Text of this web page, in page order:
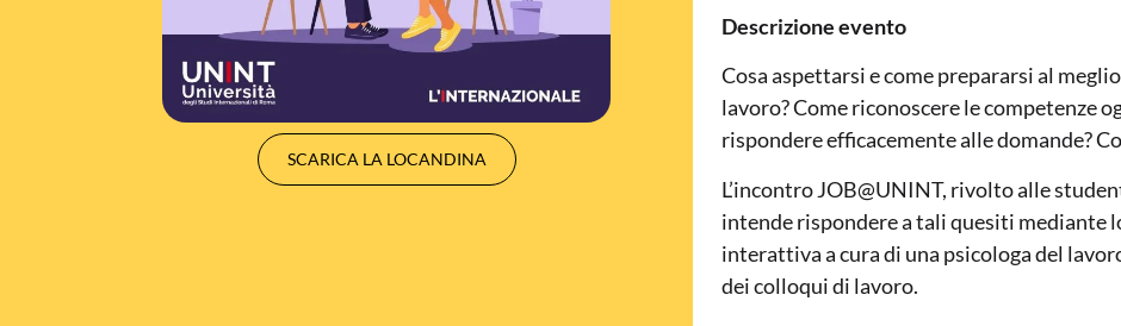
SCARICA LA LOCANDINA
Descrizione evento
Cosa aspettarsi e come prepararsi al
lavoro? Come riconoscere le competenze
rispondere efficacemente alle domande?
L’incontro JOB@UNINT, rivolto alle
intende rispondere a tali quesiti mediante
interattiva a cura di una psicologa del
dei colloqui di lavoro.